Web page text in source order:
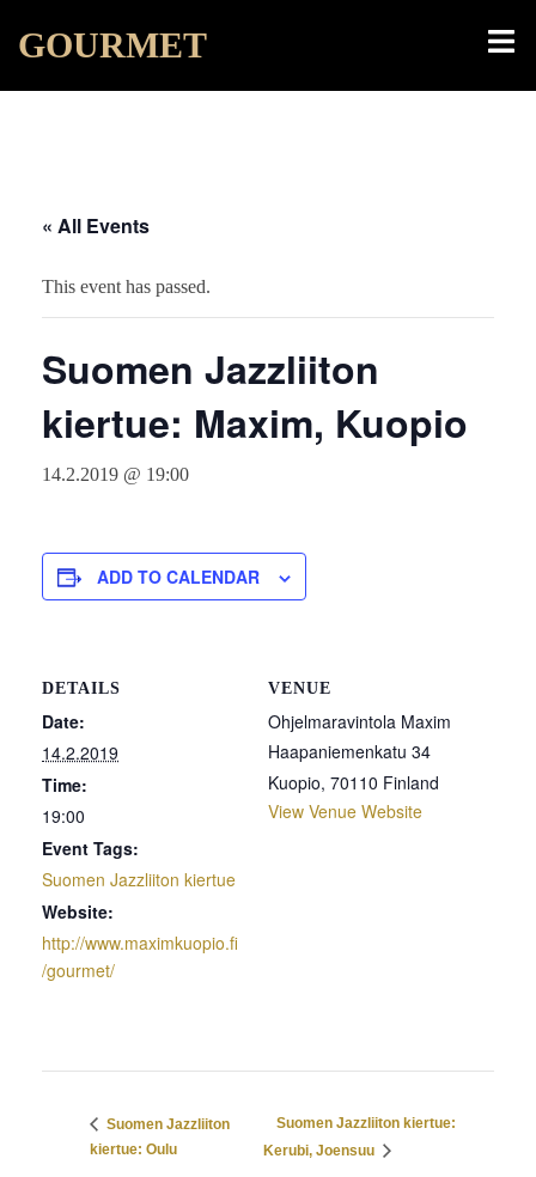
GOURMET
« All Events
This event has passed.
Suomen Jazzliiton
kiertue: Maxim, Kuopio
14.2.2019 @ 19:00
ADD TO CALENDAR
DETAILS
Date:
14.2.2019
Time:
19:00
Event Tags:
Suomen Jazzliiton kiertue
Website:
http://www.maximkuopio.fi
/gourmet/
VENUE
Ohjelmaravintola Maxim
Haapaniemenkatu 34
Kuopio, 70110 Finland
View Venue Website
Suomen Jazzliiton
kiertue: Oulu
Suomen Jazzliiton kiertue:
Kerubi, Joensuu